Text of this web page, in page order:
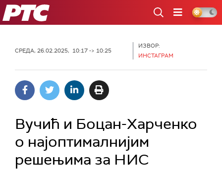
РТС
СРЕДА, 26.02.2025, 10:17 -> 10:25
ИЗВОР:
ИНСТАГРАМ
Вучић и Боцан-Харченко
o најоптималнијим
решењима за НИС